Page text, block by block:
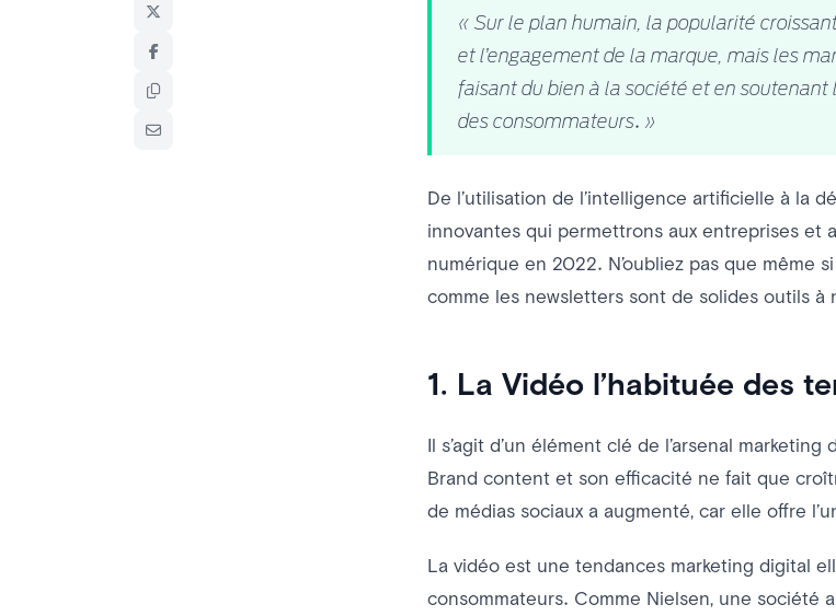
« Sur le plan humain, la popularité
et l’engagement de la marque, mais les
faisant du bien à la société et en
des consommateurs. »
De l’utilisation de l’intelligence artificielle à la
innovantes qui permettrons aux entreprises et
numérique en 2022. N’oubliez pas que même
comme les newsletters sont de solides outils à
1. La Vidéo l’habituée des
Il s’agit d’un élément clé de l’arsenal
Brand content et son efficacité ne fait que
de médias sociaux a augmenté, car elle offre
La vidéo est une tendances marketing digital
consommateurs. Comme Nielsen, une société